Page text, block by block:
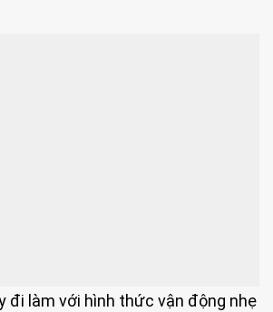
đi làm với hình thức vận động nhẹ